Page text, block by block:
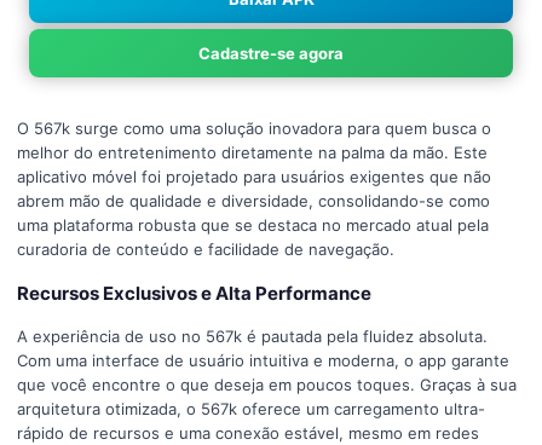
Cadastre-se agora
O 567k surge como uma solução inovadora para quem busca o
melhor do entretenimento diretamente na palma da mão. Este
aplicativo móvel foi projetado para usuários exigentes que não
abrem mão de qualidade e diversidade, consolidando-se como
uma plataforma robusta que se destaca no mercado atual pela
curadoria de conteúdo e facilidade de navegação.
Recursos Exclusivos e Alta Performance
A experiência de uso no 567k é pautada pela fluidez absoluta.
Com uma interface de usuário intuitiva e moderna, o app garante
que você encontre o que deseja em poucos toques. Graças à sua
arquitetura otimizada, o 567k oferece um carregamento ultra-
rápido de recursos e uma conexão estável, mesmo em redes